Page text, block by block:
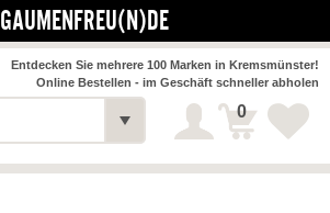
GAUMENFREU(N)DE
Alle Webseiten
Entdecken Sie mehrere 100 Marken in Kremsmünster!
Online Bestellen - im Geschäft schneller abholen
0